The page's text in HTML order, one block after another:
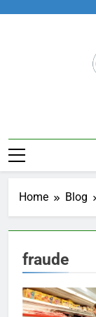
Home Blog
fraude